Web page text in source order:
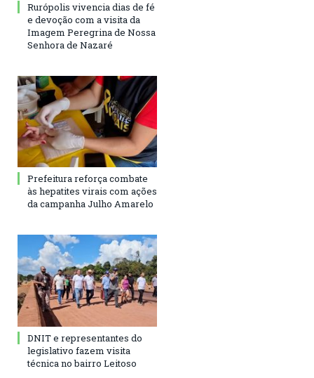
Rurópolis vivencia dias de fé
e devoção com a visita da
Imagem Peregrina de Nossa
Senhora de Nazaré
Prefeitura reforça combate
às hepatites virais com ações
da campanha Julho Amarelo
DNIT e representantes do
legislativo fazem visita
técnica no bairro Leitoso